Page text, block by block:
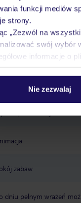
funkcji mediów
strony.
„Zezwól na
swój wybór
informacje o
Nie zezwalaj
Opinie
Obowiązuje podatek
zabaw
dniu pełnym wrażeń